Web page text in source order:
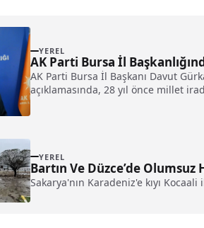
YEREL
AK Parti Bursa İl
AK Parti Bursa İl Başkanı Davut
açıklamasında, 28 yıl önce millet
YEREL
Bartın Ve Düzce’de Olumsuz
Sakarya'nın Karadeniz'e kıyı